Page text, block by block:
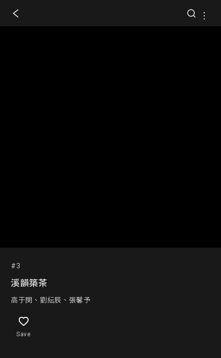
#3
溪韻築茶
高于閔、劉紜辰、張馨予
Save